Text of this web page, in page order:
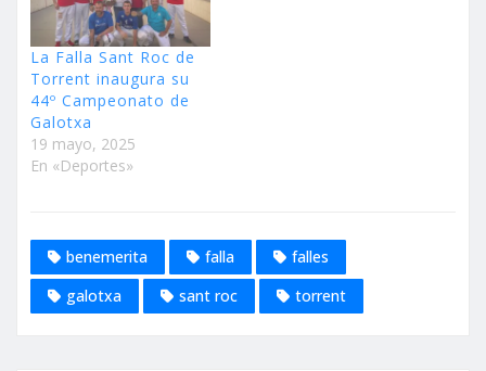
La Falla Sant Roc de
Torrent inaugura su
44º Campeonato de
Galotxa
19 mayo, 2025
En «Deportes»
benemerita falla
falles
galotxa
sant roc torrent